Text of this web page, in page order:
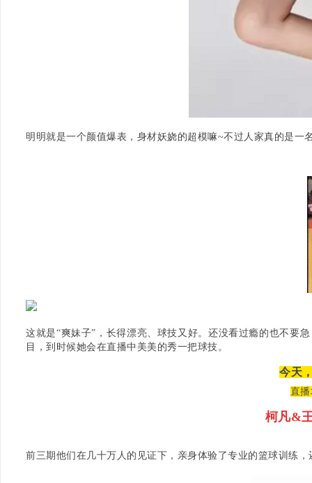
明明就是一个颜值爆表，身材妖娆的超模嘛~不过人家真的是
这就是“爽妹子”，长得漂亮、球技又好。还没看过瘾的也不要
目，到时候她会在直播中美美的秀一把球技。
今天
直
柯凡&
前三期他们在几十万人的见证下，亲身体验了专业的篮球训练